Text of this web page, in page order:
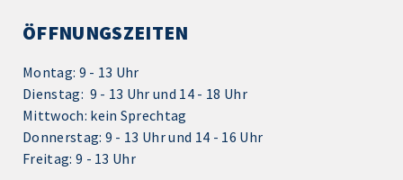
ÖFFNUNGSZEITEN
Montag: 9 - 13 Uhr
Dienstag: 9 - 13 Uhr und 14 - 18 Uhr
Mittwoch: kein Sprechtag
Donnerstag: 9 - 13 Uhr und 14 - 16 Uhr
Freitag: 9 - 13 Uhr